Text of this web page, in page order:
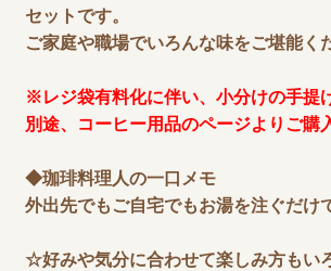
セットです。
ご家庭や職場でいろんな味をご堪能く
※レジ袋有料化に伴い、小分けの手提
別途、コーヒー用品のページよりご購
◆珈琲料理人の一口メモ
外出先でもご自宅でもお湯を注ぐだけ
☆好みや気分に合わせて楽しみ方もい